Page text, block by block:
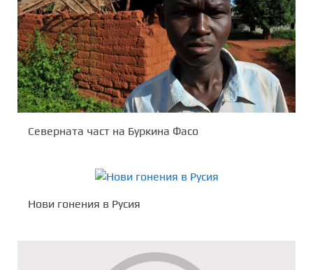
Северната част на Буркина Фасо
Нови гонения в Русия